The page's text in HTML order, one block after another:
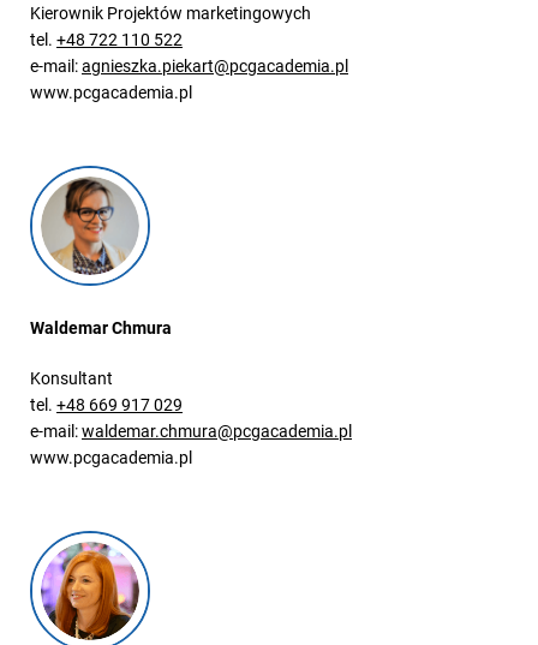
Kierownik Projektów marketingowych
tel. +48 722 110 522
e-mail:agnieszka.piekart@pcgacademia.pl
www.pcgacademia.pl
Waldemar Chmura
Konsultant
tel. +48 669 917 029
e-mail:waldemar.chmura@pcgacademia.pl
www.pcgacademia.pl